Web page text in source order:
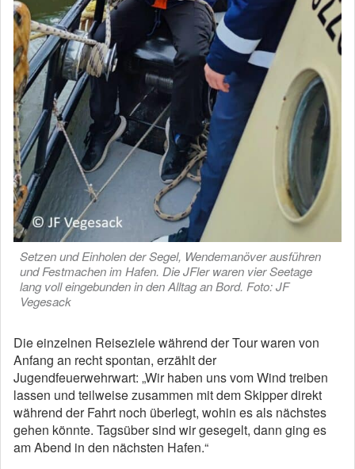
Setzen und Einholen der Segel, Wendemanöver ausführen
und Festmachen im Hafen. Die JFler waren vier Seetage
lang voll eingebunden in den Alltag an Bord. Foto: JF
Vegesack
Die einzelnen Reiseziele während der Tour waren von
Anfang an recht spontan, erzählt der
Jugendfeuerwehrwart: „Wir haben uns vom Wind treiben
lassen und teilweise zusammen mit dem Skipper direkt
während der Fahrt noch überlegt, wohin es als nächstes
gehen könnte. Tagsüber sind wir gesegelt, dann ging es
am Abend in den nächsten Hafen.“